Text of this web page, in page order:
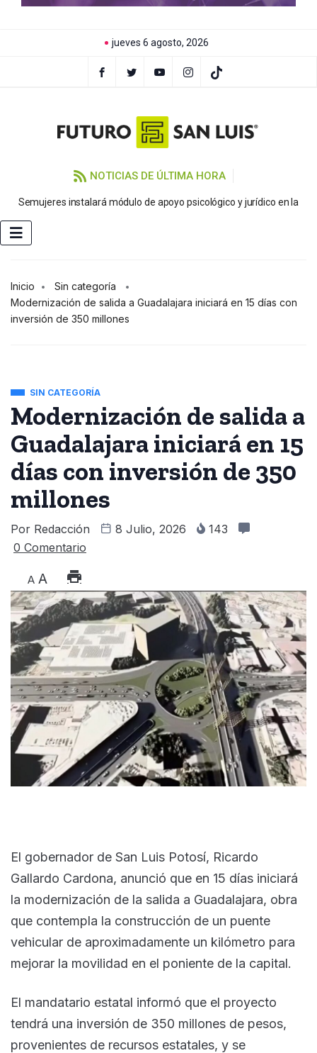
jueves 6 agosto, 2026
NOTICIAS DE ÚLTIMA HORA
Semujeres instalará módulo de apoyo psicológico y jurídico en la
Inicio
Sin categoría
Modernización de salida a Guadalajara iniciará en 15 días con
inversión de 350 millones
SIN CATEGORÍA
Modernización de salida a
Guadalajara iniciará en 15
días con inversión de 350
millones
Por Redacción 8 Julio, 2026
143
0 Comentario
A A
El gobernador de San Luis Potosí, Ricardo
Gallardo Cardona, anunció que en 15 días iniciará
la modernización de la salida a Guadalajara, obra
que contempla la construcción de un puente
vehicular de aproximadamente un kilómetro para
mejorar la movilidad en el poniente de la capital.
El mandatario estatal informó que el proyecto
tendrá una inversión de 350 millones de pesos,
provenientes de recursos estatales, y se